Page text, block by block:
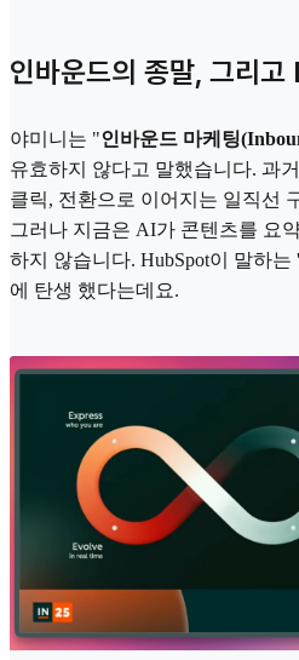
인바운드의 종말, 그리
야미니는 "인바운드 마케팅
유효하지 않다고 말했습니다. 과
클릭, 전환으로 이어지는 일직선
그러나 지금은 AI가 콘텐츠를 요
하지 않습니다. HubSpot이 말하
에 탄생 했다는데요.